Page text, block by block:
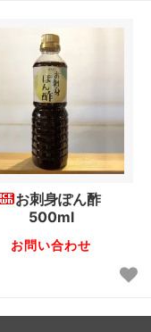
お刺身ぽん酢
500ml
お問い合わせ